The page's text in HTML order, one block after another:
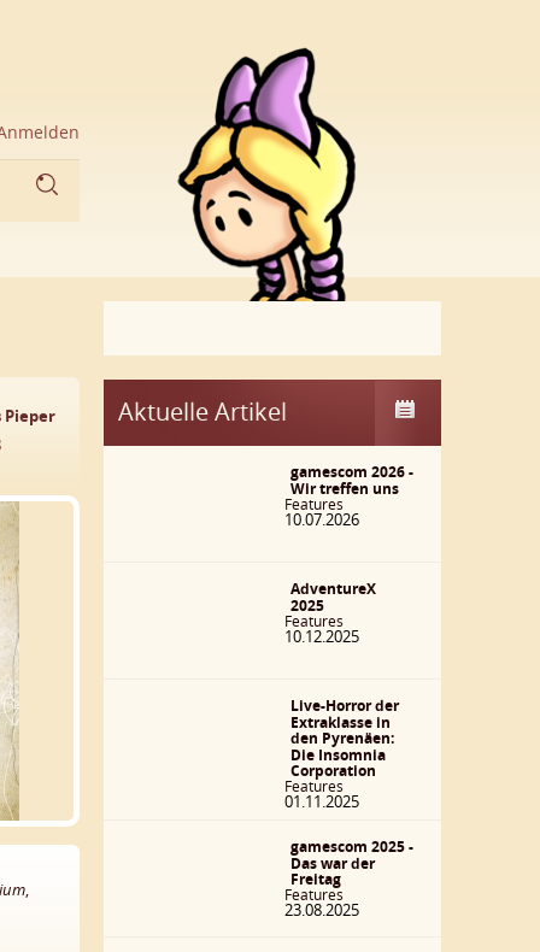
Pieper
,
Aktuelle Artikel
gamescom 2026 -
Wir treffen uns
Features
10.07.2026
AdventureX
2025
Features
10.12.2025
Live-Horror der
Extraklasse in
den Pyrenäen:
Die Insomnia
Corporation
Features
01.11.2025
gamescom 2025 -
Das war der
Freitag
Features
23.08.2025